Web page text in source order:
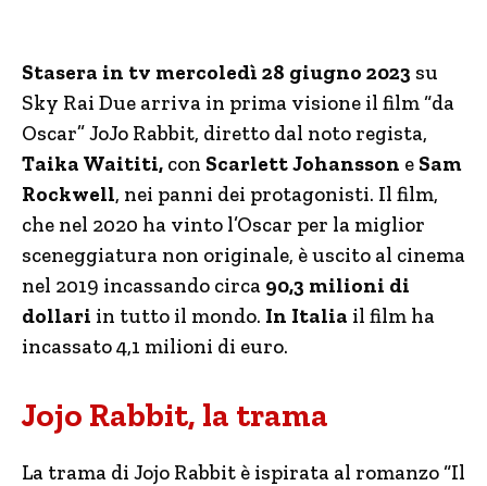
Stasera in tv mercoledì 28 giugno 2023 su
Sky Rai Due arriva in prima visione il film “da
Oscar” JoJo Rabbit, diretto dal noto regista,
Taika Waititi, con Scarlett Johansson e Sam
Rockwell, nei panni dei protagonisti. Il film,
che nel 2020 ha vinto l’Oscar per la miglior
sceneggiatura non originale, è uscito al cinema
nel 2019 incassando circa 90,3 milioni di
dollari in tutto il mondo. In Italia il film ha
incassato 4,1 milioni di euro.
Jojo Rabbit, la trama
La trama di Jojo Rabbit è ispirata al romanzo “Il